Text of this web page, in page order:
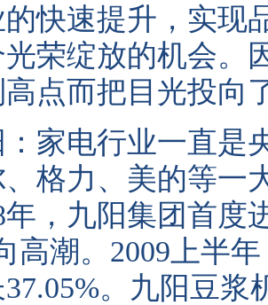
快速提升，实现
荣绽放的机会。
点而把目光投向
电行业一直是央
格力、美的等一
年，九阳集团首度
高潮。2009上半
。九阳豆浆